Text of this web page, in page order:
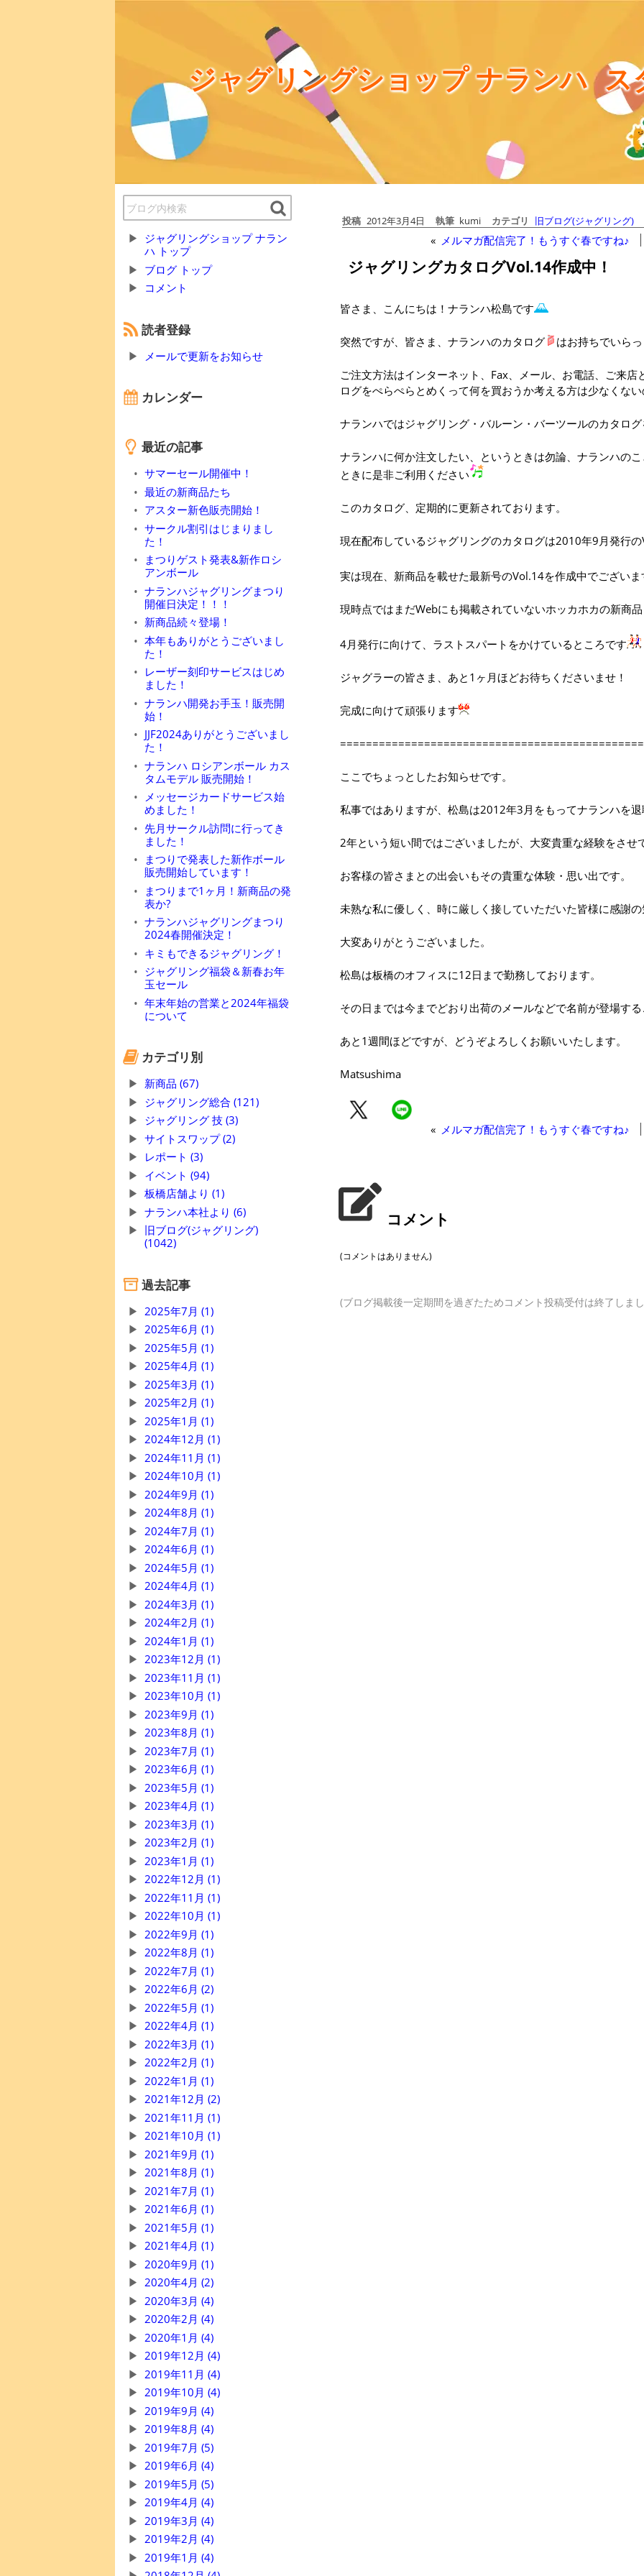
ジャグリングショップ ナランハ ス
ジャグリングショップ ナラン
ハ トップ
ブログ トップ
コメント
読者登録
メールで更新をお知らせ
カレンダー
最近の記事
サマーセール開催中！
最近の新商品たち
アスター新色販売開始！
サークル割引はじまりまし
た！
まつりゲスト発表&新作ロシ
アンボール
ナランハジャグリングまつり
開催日決定！！！
新商品続々登場！
本年もありがとうございまし
た！
レーザー刻印サービスはじめ
ました！
ナランハ開発お手玉！販売開
始！
JJF2024ありがとうございまし
た！
ナランハ ロシアンボール カス
タムモデル 販売開始！
メッセージカードサービス始
めました！
先月サークル訪問に行ってき
ました！
まつりで発表した新作ボール
販売開始しています！
まつりまで1ヶ月！新商品の発
表か?
ナランハジャグリングまつり
2024春開催決定！
キミもできるジャグリング！
ジャグリング福袋＆新春お年
玉セール
年末年始の営業と2024年福袋
について
カテゴリ別
新商品 (67)
ジャグリング総合 (121)
ジャグリング 技 (3)
サイトスワップ (2)
レポート (3)
イベント (94)
板橋店舗より (1)
ナランハ本社より (6)
旧ブログ(ジャグリング)
(1042)
過去記事
2025年7月 (1)
2025年6月 (1)
2025年5月 (1)
2025年4月 (1)
2025年3月 (1)
2025年2月 (1)
2025年1月 (1)
2024年12月 (1)
2024年11月 (1)
2024年10月 (1)
2024年9月 (1)
2024年8月 (1)
2024年7月 (1)
2024年6月 (1)
2024年5月 (1)
2024年4月 (1)
2024年3月 (1)
2024年2月 (1)
2024年1月 (1)
2023年12月 (1)
2023年11月 (1)
2023年10月 (1)
2023年9月 (1)
2023年8月 (1)
2023年7月 (1)
2023年6月 (1)
2023年5月 (1)
2023年4月 (1)
2023年3月 (1)
2023年2月 (1)
2023年1月 (1)
2022年12月 (1)
2022年11月 (1)
2022年10月 (1)
2022年9月 (1)
2022年8月 (1)
2022年7月 (1)
2022年6月 (2)
2022年5月 (1)
2022年4月 (1)
2022年3月 (1)
2022年2月 (1)
2022年1月 (1)
2021年12月 (2)
2021年11月 (1)
2021年10月 (1)
2021年9月 (1)
2021年8月 (1)
2021年7月 (1)
2021年6月 (1)
2021年5月 (1)
2021年4月 (1)
2020年9月 (1)
2020年4月 (2)
2020年3月 (4)
2020年2月 (4)
2020年1月 (4)
2019年12月 (4)
2019年11月 (4)
2019年10月 (4)
2019年9月 (4)
2019年8月 (4)
2019年7月 (5)
2019年6月 (4)
2019年5月 (5)
2019年4月 (4)
2019年3月 (4)
2019年2月 (4)
2019年1月 (4)
投稿 2012年3月4日 執筆 kumi カテゴリ 旧ブログ(ジャグリング)
« メルマガ配信完了！もうすぐ春ですね♪
ジャグリングカタログVol.14作成中！
皆さま、こんにちは！ナランハ松島です
突然ですが、皆さま、ナランハのカタログ はお持ちでいら
ご注文方法はインターネット、Fax、メール、お電話、ご来
ログをぺらぺらとめくって何を買おうか考える方は少なくな
ナランハではジャグリング・バルーン・バーツールのカタロ
ナランハに何か注文したい、というときは勿論、ナランハの
ときに是非ご利用ください
このカタログ、定期的に更新されております。
現在配布しているジャグリングのカタログは2010年9月発行
実は現在、新商品を載せた最新号のVol.14を作成中でございま
現時点ではまだWebにも掲載されていないホッカホカの新商
4月発行に向けて、ラストスパートをかけているところです
ジャグラーの皆さま、あと1ヶ月ほどお待ちくださいませ！
完成に向けて頑張ります
ここでちょっとしたお知らせです。
私事ではありますが、松島は2012年3月をもってナランハを
2年という短い間ではございましたが、大変貴重な経験をさせ
お客様の皆さまとの出会いもその貴重な体験・思い出です。
未熟な私に優しく、時に厳しく接していただいた皆様に感謝
大変ありがとうございました。
松島は板橋のオフィスに12日まで勤務しております。
その日までは今までどおり出荷のメールなどで名前が登場す
あと1週間ほどですが、どうぞよろしくお願いいたします。
Matsushima
« メルマガ配信完了！もうすぐ春ですね♪
コメント
(コメントはありません)
(ブログ掲載後一定期間を過ぎたためコメント投稿受付は終了しま